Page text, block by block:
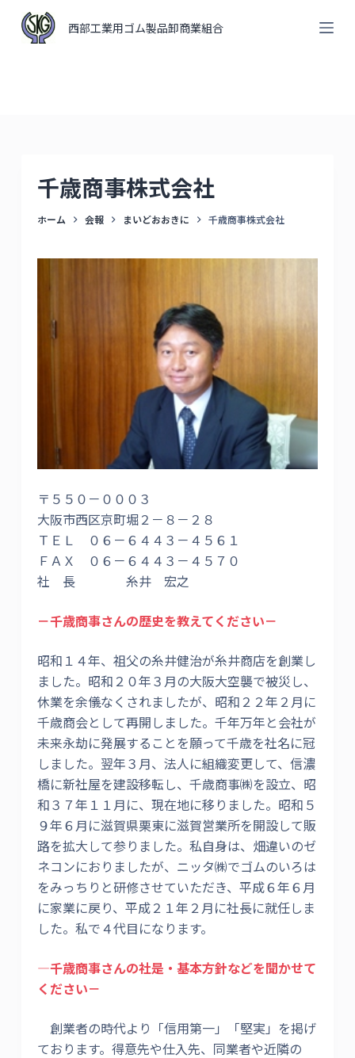
コ
ン
西部工業用ゴム製品卸商業組合
千歳商事株式会社
ホーム 会報 まいどおおきに 千歳商事株式会社
〒５５０－０００３
大阪市西区京町堀２－８－２８
ＴＥＬ ０６－６４４３－４５６１
ＦＡＸ ０６－６４４３－４５７０
社 長 糸井 宏之
－千歳商事さんの歴史を教えてください－
昭和１４年、祖父の糸井健治が糸井商店を創業し
ました。昭和２０年３月の大阪大空襲で被災し、
休業を余儀なくされましたが、昭和２２年２月に
千歳商会として再開しました。千年万年と会社が
未来永劫に発展することを願って千歳を社名に冠
しました。翌年３月、法人に組織変更して、信濃
橋に新社屋を建設移転し、千歳商事㈱を設立、昭
和３７年１１月に、現在地に移りました。昭和５
９年６月に滋賀県栗東に滋賀営業所を開設して販
路を拡大して参りました。私自身は、畑違いのゼ
ネコンにおりましたが、ニッタ㈱でゴムのいろは
をみっちりと研修させていただき、平成６年６月
に家業に戻り、平成２１年２月に社長に就任しま
した。私で４代目になります。
―千歳商事さんの社是・基本方針などを聞かせて
ください－
創業者の時代より「信用第一」「堅実」を掲げ
ております。得意先や仕入先、同業者や近隣の